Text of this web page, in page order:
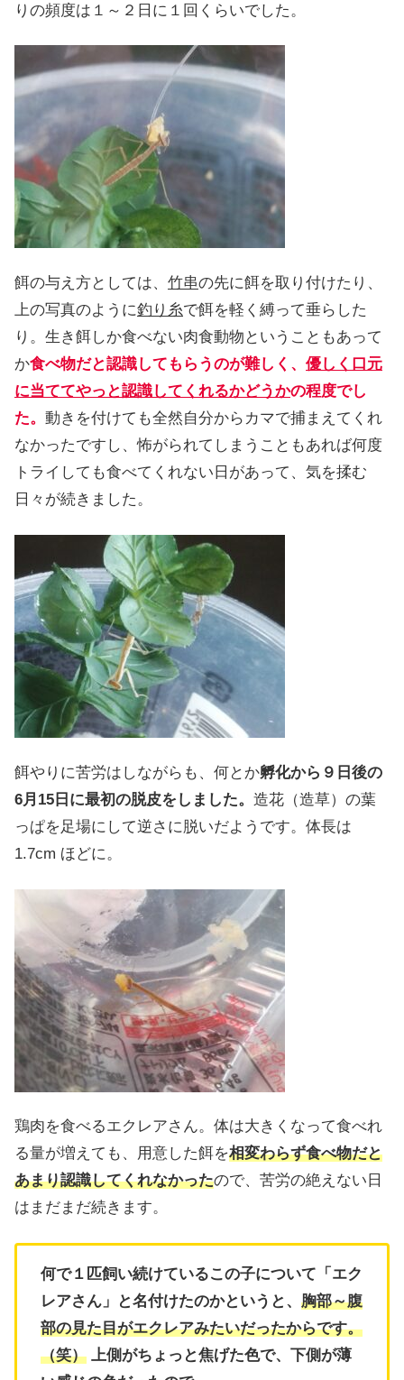
りの頻度は１～２日に１回くらいでした。
餌の与え方としては、 竹串の先に餌を取り付けたり、
上の写真のように釣り糸で餌を軽く縛って垂らした
り。生き餌しか食べない肉食動物ということもあって
か食べ物だと認識してもらうのが難しく、 優しく口元
に当ててやっと認識してくれるかどうかの程度でし
た。 動きを付けても全然自分からカマで捕まえてくれ
なかったですし、怖がられてしまうこともあれば何度
トライしても食べてくれない日があって、気を揉む
日々が続きました。
餌やりに苦労はしながらも、何とか孵化から９日後の
6月15日に最初の脱皮をしました。 造花（造草）の葉
っぱを足場にして逆さに脱いだようです。体長は
1.7cm ほどに。
鶏肉を食べるエクレアさん。体は大きくなって食べれ
る量が増えても、用意した餌を相変わらず食べ物だと
あまり認識してくれなかったので、苦労の絶えない日
はまだまだ続きます。
何で１匹飼い続けているこの子について「エク
レアさん」と名付けたのかというと、 胸部～腹
部の見た目がエクレアみたいだったからです。
（笑）上側がちょっと焦げた色で、下側が薄